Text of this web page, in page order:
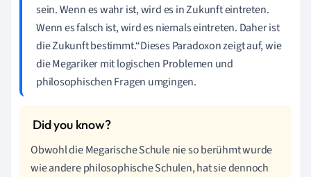
sein. Wenn es wahr ist, wird es in Zukunft eintreten.
Wenn es falsch ist, wird es niemals eintreten. Daher ist
die Zukunft bestimmt.“Dieses Paradoxon zeigt auf, wie
die Megariker mit logischen Problemen und
philosophischen Fragen umgingen.
Obwohl die Megarische Schule nie so berühmt wurde
wie andere philosophische Schulen, hat sie dennoch